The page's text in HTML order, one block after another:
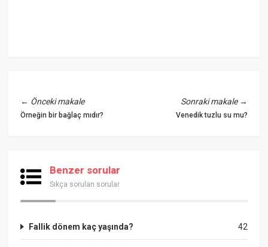
← Önceki makale
Örneğin bir bağlaç mıdır?
Sonraki makale→
Venedik tuzlu su mu?
Benzer sorular
Sıkça sorulan sorular
42
Fallik dönem kaç yaşında?